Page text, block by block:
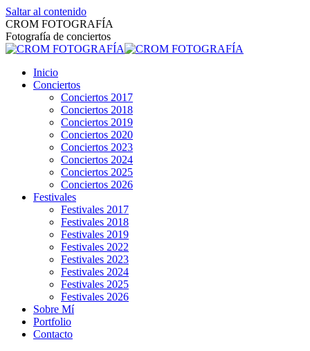
Saltar al contenido
CROM FOTOGRAFÍA
Fotografía de conciertos
Inicio
Conciertos
Conciertos 2017
Conciertos 2018
Conciertos 2019
Conciertos 2020
Conciertos 2023
Conciertos 2024
Conciertos 2025
Conciertos 2026
Festivales
Festivales 2017
Festivales 2018
Festivales 2019
Festivales 2022
Festivales 2023
Festivales 2024
Festivales 2025
Festivales 2026
Sobre Mí
Portfolio
Contacto